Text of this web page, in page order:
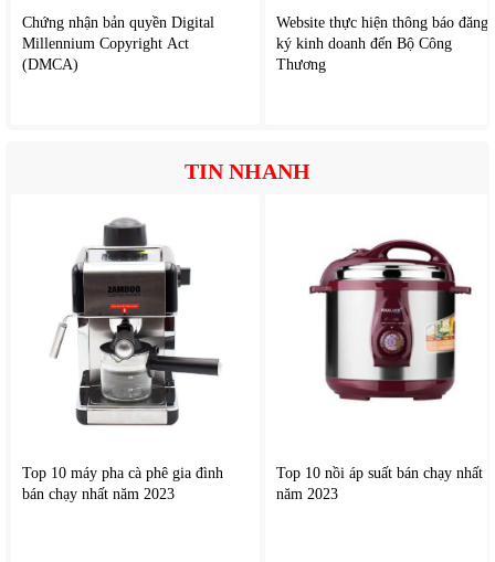
sử dụng hệ thống lọc lốc xoáy Pro-Cyclone, Rocket Vacuum giúp
làm sạch sâu bên trong các thớ vải nệm, ga, gối,...
Chứng nhận bản quyền Digital
Millennium Copyright Act
(DMCA)
Website thực hiện thông báo đăng
ký kinh doanh đến Bộ Công
Thương
TIN NHANH
Top 10 máy pha cà phê gia đình
bán chạy nhất năm 2023
Top 10 nồi áp suất bán chạy nhất
năm 2023